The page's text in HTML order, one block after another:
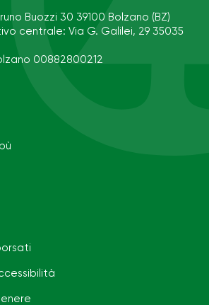
Buozzi 30 39100 Bolzano (BZ)
centrale: Via G. Galilei, 29 35035
00882800212